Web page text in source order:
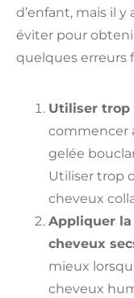
d’enfant, mais il
éviter pour
quelques erreurs
Utiliser trop
commencer
gelée
Utiliser trop
cheveux
Appliquer
cheveux
mieux
cheveux